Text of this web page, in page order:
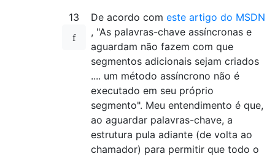
13 De acordo com este artigo do MSDN
, "As palavras-chave assíncronas e
aguardam não fazem com que
segmentos adicionais sejam criados
.... um método assíncrono não é
executado em seu próprio
segmento". Meu entendimento é que,
ao aguardar palavras-chave, a
estrutura pula adiante (de volta ao
chamador) para permitir que todo o